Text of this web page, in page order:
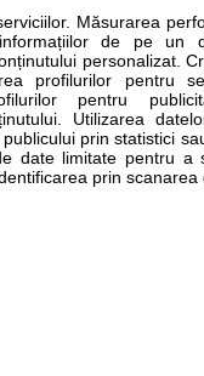
informativ si educational.
sa consultati
Pentru pacient
Măsurarea
de pe un
personalizat.
profilurilor pentru
pentru
Utilizarea
prin statistici
date limitate pentru a
prin scanarea